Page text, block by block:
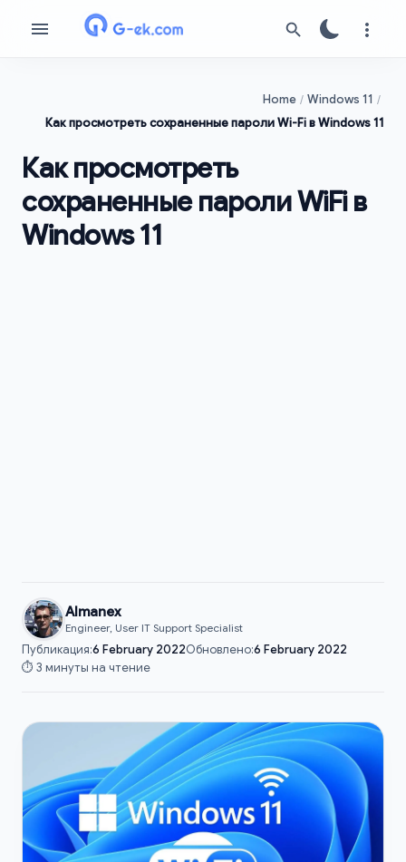
Home
Windows 11
Как просмотреть сохраненные пароли Wi-Fi в Windows 11
Как просмотреть
сохраненные пароли WiFi в
Windows 11
Almanex
Engineer, User IT Support Specialist
Публикация:6 February 2022Обновлено:6 February 2022
⏱️ 3 минуты на чтение